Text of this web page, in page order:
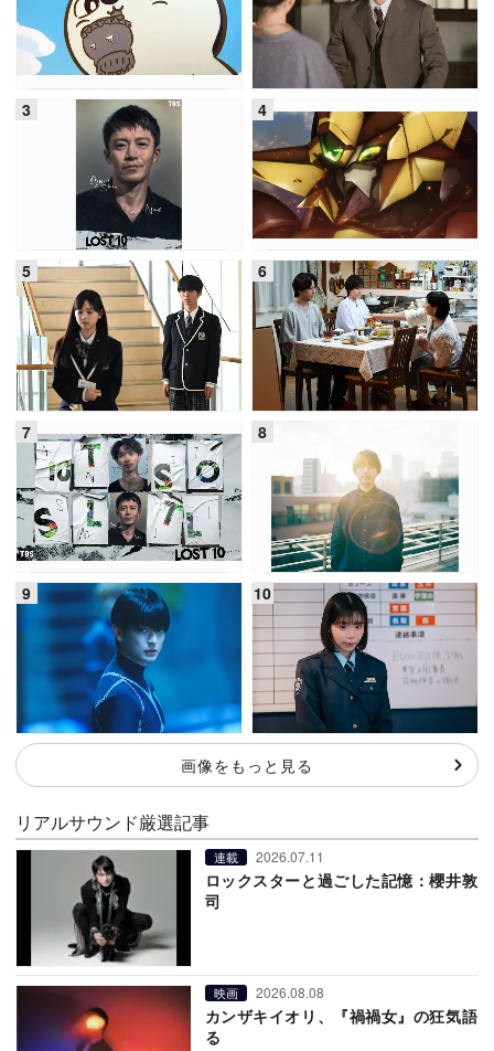
画像をもっと見る
リアルサウンド厳選記事
連載 2026.07.11
ロックスターと過ごした記憶：櫻井敦
司
映画 2026.08.08
カンザキイオリ、『禍禍女』の狂気語
る